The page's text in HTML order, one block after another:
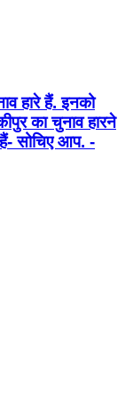
हारे हैं. इनको
का चुनाव हारने
सोच‍िए आप. -